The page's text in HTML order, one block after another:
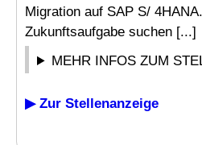
Migration auf SAP S/
Zukunftsaufgabe suchen [...]
MEHR INFOS ZUM
▶ Zur Stellenanzeige